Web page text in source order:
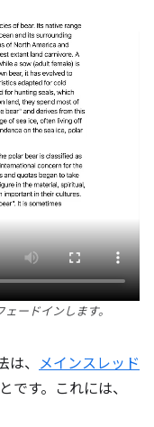
ードインします。
、 メインスレッド
です。これには、